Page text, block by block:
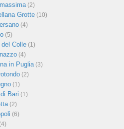
(2)
Grotte (10)
(4)
(5)
del Colle (1)
(4)
in Puglia(3)
(2)
(1)
Bari (1)
(2)
(6)
(4)